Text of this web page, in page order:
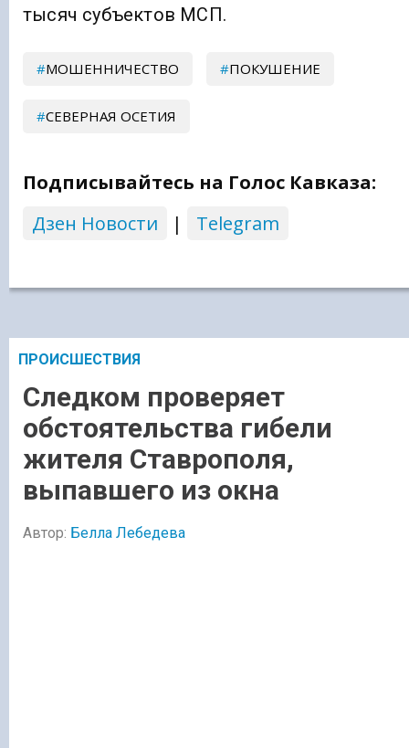
тысяч субъектов МСП.
МОШЕННИЧЕСТВО ПОКУШЕНИЕ
СЕВЕРНАЯ ОСЕТИЯ
Подписывайтесь на Голос Кавказа:
Дзен Новости
| Telegram
ПРОИСШЕСТВИЯ
Следком проверяет
обстоятельства гибели
жителя Ставрополя,
выпавшего из окна
Автор: Белла Лебедева